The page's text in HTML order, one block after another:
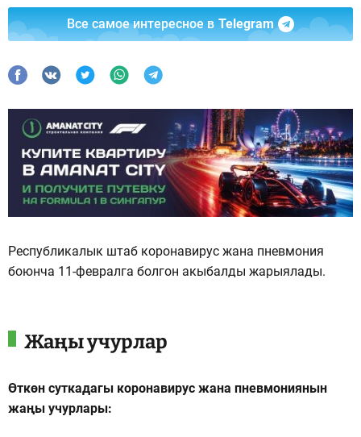
Все самое интересное в Telegram
Республикалык штаб коронавирус жана пневмония
боюнча 11-февралга болгон акыбалды жарыялады.
Жаңы учурлар
Өткөн суткадагы коронавирус жана пневмониянын
жаңы учурлары: